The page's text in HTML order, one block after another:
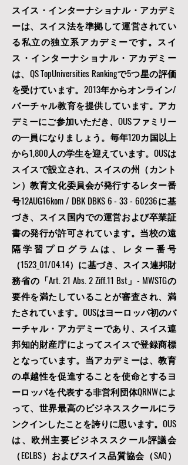
スイス・インターナショナル・アカデミ
ーは、スイス法を準拠して運営されてい
る私立の独立系アカデミーです。スイ
ス・インターナショナル・アカデミー
は、QS TopUniversities Rankingで5つ星の評価
を受けています。2013年からオンライン/
バーチャル教育を提供しています。アカ
デミーにご参加いただき、OUSファミリー
の一員になりましょう。毎年120カ国以上
から1,800人の学生を迎えています。OUSは
スイスで設立され、スイスの州（カント
ン）教育文化委員会が発行するレター番
号12AUG16kom / DBK DBKS
6 - 33 - 60236 に基
づき、スイス国内での運営および卒業証
書の発行が許可されています。当校の遠
隔学習プログラムは、レター番号
（1523_01/04.14）に基づき、スイス連邦財
務省の「Art. 21 Abs. 2 Ziff.11 Bst」- MWSTGの
要件を満たしていることが審査され、満
たされています。OUSはヨーロッパ初のバ
ーチャル・アカデミーであり、スイス連
邦知的財産庁によってスイスで登録商標
となっています。当アカデミーは、教育
の卓越性を促進することを使命とするヨ
ーロッパを代表する非営利団体
QRNWによ
って、 世界最高のビジネススクールにラ
ンクインしたことを誇りに思います。OUS